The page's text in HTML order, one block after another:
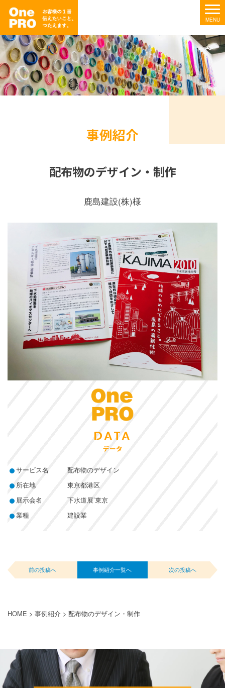
事例紹介
配布物のデザイン・制作
鹿島建設(株)様
DATA
データ
サービス名
配布物のデザイン
所在地
東京都港区
展示会名
下水道展’東京
業種
建設業
前の投稿へ 事例紹介一覧へ 次の投稿へ
HOME > 事例紹介 > 配布物のデザイン・制作